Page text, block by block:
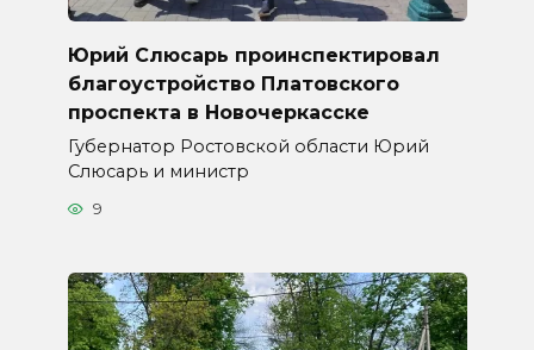
Юрий Слюсарь проинспектировал
благоустройство Платовского
проспекта в Новочеркасске
Губернатор Ростовской области Юрий
Слюсарь и министр
9